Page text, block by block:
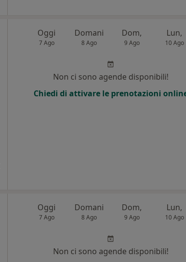
Oggi
7 Ago
Domani
8 Ago
Dom,
9 Ago
Lun,
10 Ago
Non ci sono agende disponibili!
Chiedi di attivare le prenotazioni
Oggi
7 Ago
Domani
8 Ago
Dom,
9 Ago
Lun,
10 Ago
Non ci sono agende disponibili!